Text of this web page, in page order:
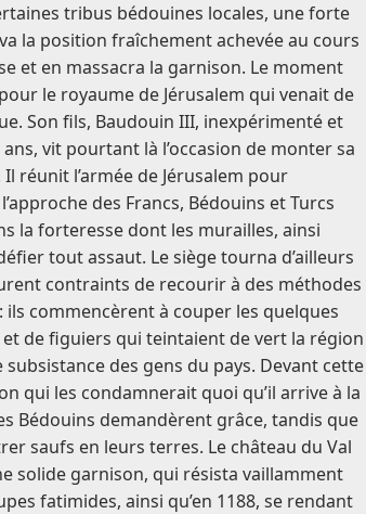
tribus bédouines locales, une forte
la position fraîchement achevée au cours
et en massacra la garnison. Le moment
le royaume de Jérusalem qui venait de
Son fils, Baudouin III, inexpérimenté et
vit pourtant là l’occasion de monter sa
réunit l’armée de Jérusalem pour
des Francs, Bédouins et Turcs
la forteresse dont les murailles, ainsi
tout assaut. Le siège tourna d’ailleurs
contraints de recourir à des méthodes
ils commencèrent à couper les quelques
et de figuiers qui teintaient de vert la région
des gens du pays. Devant cette
qui les condamnerait quoi qu’il arrive à la
Bédouins demandèrent grâce, tandis que
saufs en leurs terres. Le château du Val
solide garnison, qui résista vaillamment
fatimides, ainsi qu’en 1188, se rendant